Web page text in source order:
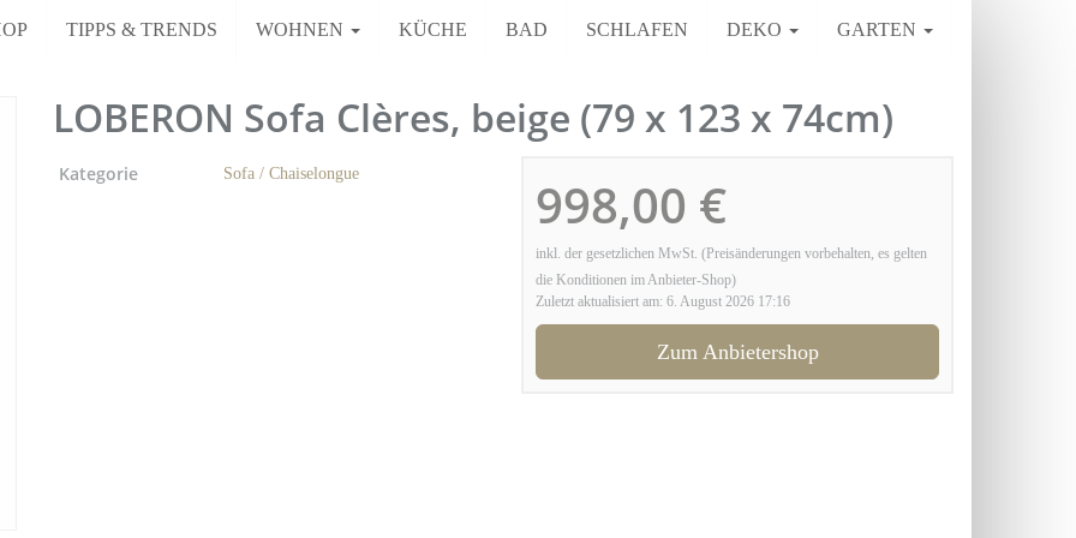
TIPPS & TRENDS WOHNEN KÜCHE BAD SCHLAFEN DEKO GARTEN
LOBERON Sofa Clères, beige (79 x 123 x 74cm)
998,00 €
inkl. der gesetzlichen MwSt. (Preisänderungen vorbehalten, es gelten
die Konditionen im Anbieter-Shop)
Zuletzt aktualisiert am: 6. August 2026 17:16
Zum Anbietershop
Kategorie Sofa / Chaiselongue